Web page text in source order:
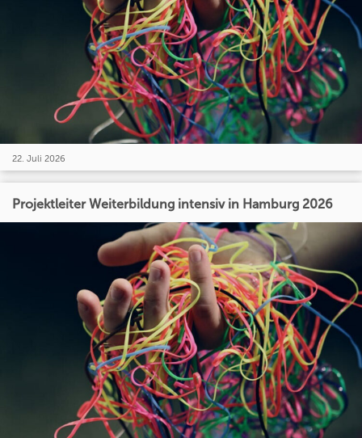
22. Juli 2026
Projektleiter Weiterbildung intensiv in Hamburg 2026